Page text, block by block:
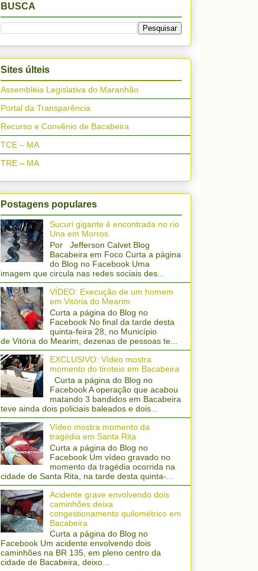
BUSCA
Sites últeis
Assembléia Legislativa do Maranhão
Portal da Transparência
Recurso e Convênio de Bacabeira
TCE – MA
TRE – MA
Postagens populares
Sucuri gigante é encontrada no rio
Una em Morros
Por Jefferson Calvet Blog
Bacabeira em Foco Curta a página
do Blog no Facebook Uma
imagem que circula nas redes sociais des...
VÍDEO: Execução de um homem
em Vitória do Mearim
Curta a página do Blog no
Facebook No final da tarde desta
quinta-feira 28, no Município
de Vitória do Mearim, dezenas de pessoas te...
EXCLUSIVO: Vídeo mostra
momento do tiroteio em Bacabeira
Curta a página do Blog no
Facebook A operação que acabou
matando 3 bandidos em Bacabeira
teve ainda dois policiais baleados e dois...
Vídeo mostra momento da
tragédia em Santa Rita
Curta a página do Blog no
Facebook Um vídeo gravado no
momento da tragédia ocorrida na
cidade de Santa Rita, na tarde desta quinta-...
Acidente grave envolvendo dois
caminhões deixa
congestionamento quilométrico em
Bacabeira
Curta a página do Blog no
Facebook Um acidente envolvendo dois
caminhões na BR 135, em pleno centro da
cidade de Bacabeira, deixo...